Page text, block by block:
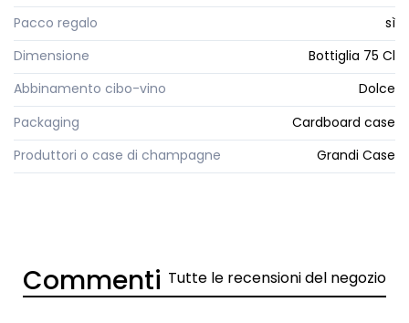
Pacco regalo
sì
Dimensione
Bottiglia 75 Cl
Abbinamento cibo-vino
Dolce
Packaging
Cardboard case
Produttori o case di champagne
Grandi Case
Commenti Tutte le recensioni del negozio